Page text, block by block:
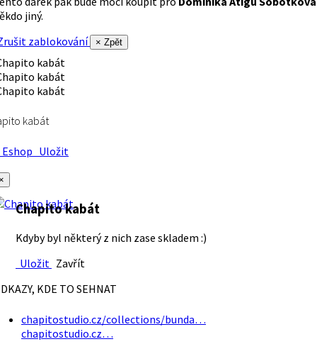
jiný.
zablokování
× Zpět
kabát
Uložit
Chapito kabát
Kdyby byl některý z nich zase skladem :)
Uložit Zavřít
KDE TO SEHNAT
chapitostudio.cz/collections/bunda…
chapitostudio.cz…